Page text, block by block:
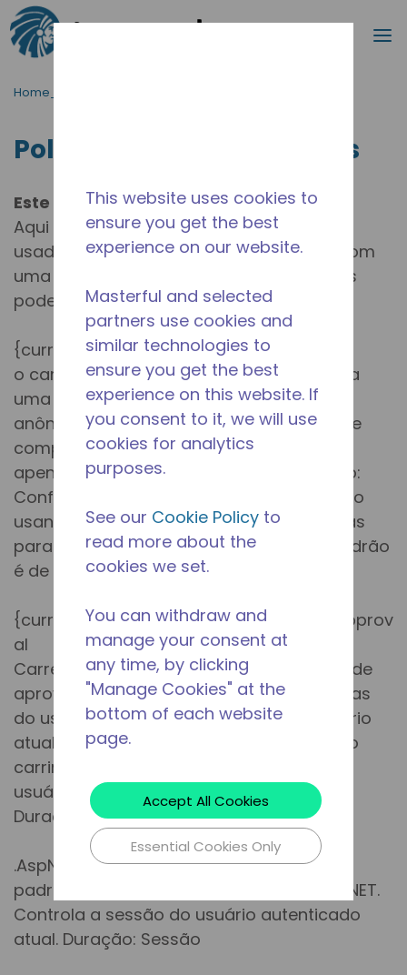
Ir para o conteúdo principal
Procurar
Home_Breadcrumb
Política de Uso de Cookies
Este site utiliza Cookies
Aqui está a lista de cookies atualmente
usados em tecumseh.com, juntamente com
uma breve descrição de quais dados eles
podem identificar e como são utilizados.
{currentWebsiteId}_Cart Controla
o carrinho de compras e transfere-o para
uma conta de usuário caso o usuário
anônimo crie uma conta. Id do carrinho de
compras do usuário atual. Armazenado
apenas para usuários anônimos. Duração:
Configurado no Console de Administração
usando a configuração de Número de Dias
para Manter Itens no Carrinho. O valor padrão
é de 7 dias.
{currentWebsiteId}_CustomerOrderForApprov
al
Carrega dados relevantes para a ordem de
aprovação em vez do carrinho de compras
do usuário atual. Isso permite que o usuário
atual aprove a ordem corretamente. Id do
carrinho de aprovação da ordem que o
usuário atual selecionou para trabalhar.
Duração: Sessão
.AspNet.ApplicationCookie Cookie
padrão de autenticação usado pelo ASP.NET.
Controla a sessão do usuário autenticado
atual. Duração: Sessão
This website uses cookies to
ensure you get the best
experience on our website.
Masterful and selected
partners use cookies and
similar technologies to
ensure you get the best
experience on this website. If
you consent to it, we will use
cookies for analytics
purposes.
See our Cookie Policy to
read more about the
cookies we set.
You can withdraw and
manage your consent at
any time, by clicking
"Manage Cookies" at the
bottom of each website
page.
Accept All Cookies
Essential Cookies Only